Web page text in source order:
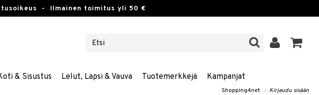
- Ilmainen toimitus yli 50 €
& Sisustus Lelut, Lapsi & Vauva Tuotemerkkejä Kampanjat
Shopping4net » Kirjaudu sisään